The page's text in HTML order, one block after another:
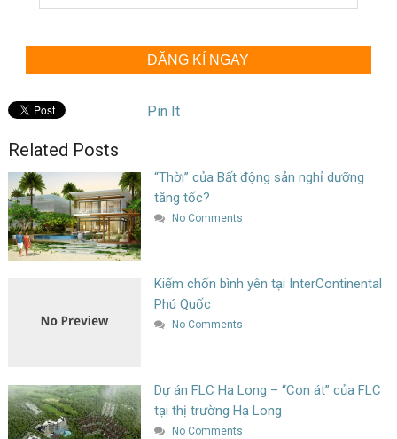
ĐĂNG KÍ NGAY
Pin It
Related Posts
“Thời” của Bất động sản nghỉ dưỡng
tăng tốc?
No Comments
Kiếm chốn bình yên tại InterContinental
Phú Quốc
No Comments
Dự án FLC Hạ Long – “Con át” của FLC
tại thị trường Hạ Long
No Comments